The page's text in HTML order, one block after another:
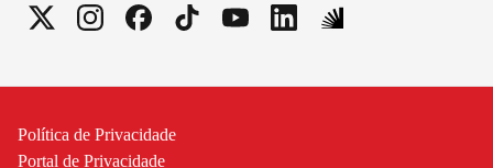
Política de Privacidade
Portal de Privacidade